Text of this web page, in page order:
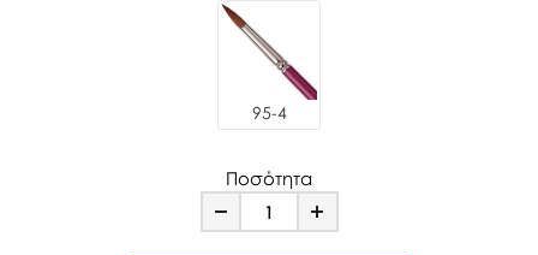
95-4
Ποσότητα
Minus Plus